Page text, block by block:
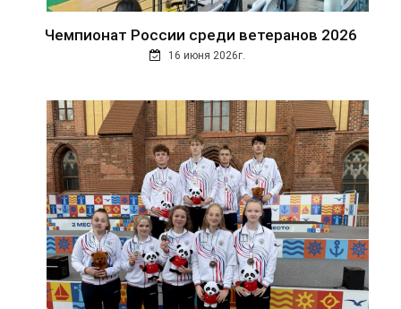
Чемпионат России среди ветеранов 2026
16 июня 2026г.